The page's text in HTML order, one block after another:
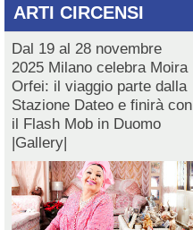
ARTI CIRCENSI
Dal 19 al 28 novembre
2025 Milano celebra Moira
Orfei: il viaggio parte dalla
Stazione Dateo e finirà con
il Flash Mob in Duomo
|Gallery|